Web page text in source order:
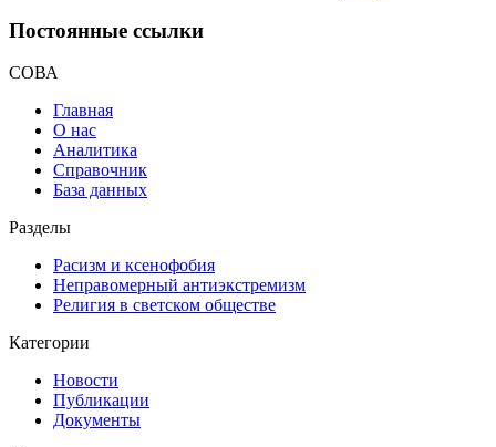
Постоянные ссылки
СОВА
Главная
О нас
Аналитика
Справочник
База данных
Разделы
Расизм и ксенофобия
Неправомерный антиэкстремизм
Религия в светском обществе
Категории
Новости
Публикации
Документы